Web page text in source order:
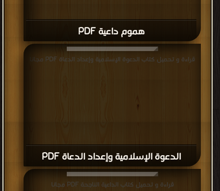
هموم داعية PDF
الدعوة الإسلامية وإعداد الدعاة PDF
قراءة و تحميل كتاب الدعوة الإسلامية وإعداد الدعاة PDF مجانا
قراءة و تحميل كتاب الداعية الناجحة PDF مجانا